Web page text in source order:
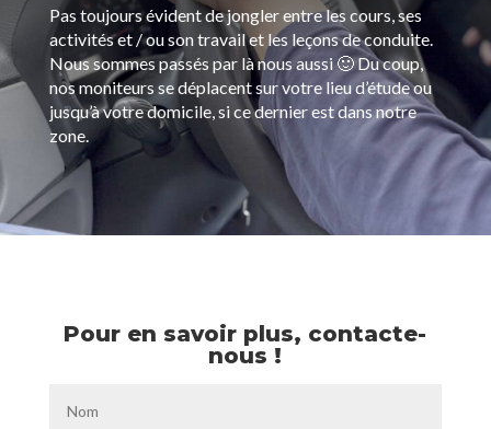
Pas toujours évident de jongler entre les cours, ses
activités et / ou son travail et les leçons de conduite.
Nous sommes passés par là nous aussi 🙂 Du coup,
nos moniteurs se déplacent sur votre lieu d’étude ou
jusqu’à votre domicile, si ce dernier est dans notre
zone.
Pour en savoir plus, contacte-
nous !